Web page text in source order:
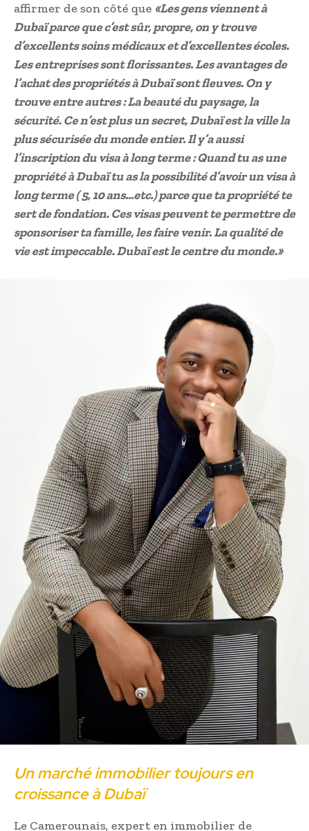
affirmer de son côté que «Les gens viennent à
Dubaï parce que c’est sûr, propre, on y trouve
d’excellents soins médicaux et d’excellentes écoles.
Les entreprises sont florissantes. Les avantages de
l’achat des propriétés à Dubaï sont fleuves. On y
trouve entre autres : La beauté du paysage, la
sécurité. Ce n’est plus un secret, Dubaï est la ville la
plus sécurisée du monde entier. Il y’a aussi
l’inscription du visa à long terme : Quand tu as une
propriété à Dubaï tu as la possibilité d’avoir un visa à
long terme ( 5, 10 ans…etc.) parce que ta propriété te
sert de fondation. Ces visas peuvent te permettre de
sponsoriser ta famille, les faire venir. La qualité de
vie est impeccable. Dubaï est le centre du monde.»
Un marché immobilier toujours en
croissance à Dubaï
Le Camerounais, expert en immobilier de